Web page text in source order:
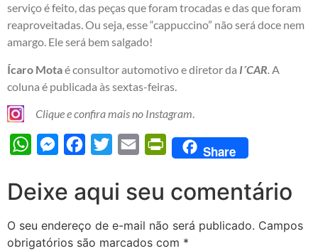
serviço é feito, das peças que foram trocadas e das que foram
reaproveitadas. Ou seja, esse “cappuccino” não será doce nem
amargo. Ele será bem salgado!
Ícaro Motaé consultor automotivo e diretor da I´CAR. A
coluna é publicada às sextas-feiras.
Clique e confira mais no Instagram.
WhatsAppMessengerFacebook
Twitter Email PrintFriendly
Share
Deixe aqui seu comentário
O seu endereço de e-mail não será publicado. Campos
obrigatórios são marcados com *